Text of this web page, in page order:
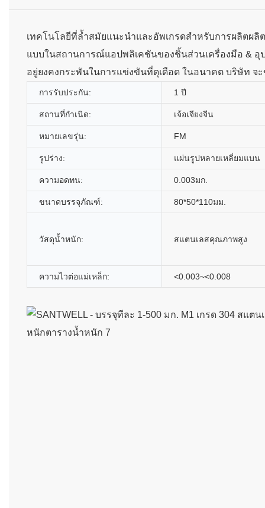
เทคโนโลยีที่ล้ำสมัยแนะนำและอัพเกรดสำหรับการผลิต
แบบในสถานการณ์แอปพลิเคชันของชิ้นส่วนเครื่องมือ &
อยู่ยงคงกระพันในการแข่งขันที่ดุเดือด ในอนาคต บริษัท จ
การรับประกัน: 1 ปี
สถานที่กำเนิด: เจ้อเจียงจีน
หมายเลขรุ่น: FM
รูปร่าง: แผ่นรูปหลายเหลี่ยมแบน
ความอดทน: 0.003มก.
ขนาดบรรจุภัณฑ์: 80*50*110มม.
วัสดุน้ำหนัก: สแตนเลสคุณภาพสูง
ความไวต่อแม่เหล็ก: <0.003~<0.008